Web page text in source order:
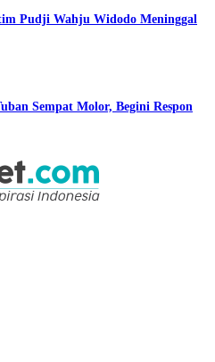
Pudji Wahju Widodo Meninggal
Sempat Molor, Begini Respon